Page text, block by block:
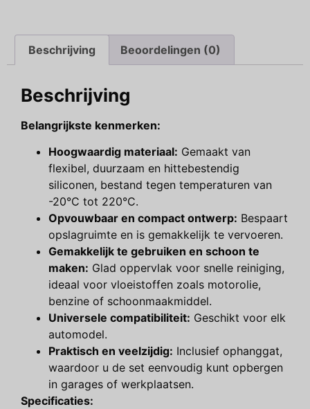
Beschrijving Beoordelingen (0)
Beschrijving
Belangrijkste kenmerken:
Hoogwaardig materiaal: Gemaakt van
flexibel, duurzaam en hittebestendig
siliconen, bestand tegen temperaturen van
-20°C tot 220°C.
Opvouwbaar en compact ontwerp: Bespaart
opslagruimte en is gemakkelijk te vervoeren.
Gemakkelijk te gebruiken en schoon te
maken: Glad oppervlak voor snelle reiniging,
ideaal voor vloeistoffen zoals motorolie,
benzine of schoonmaakmiddel.
Universele compatibiliteit: Geschikt voor elk
automodel.
Praktisch en veelzijdig: Inclusief ophanggat,
waardoor u de set eenvoudig kunt opbergen
in garages of werkplaatsen.
Specificaties: